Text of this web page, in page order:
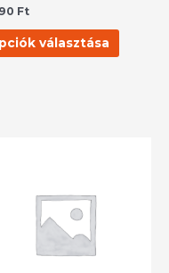
Ft
választása